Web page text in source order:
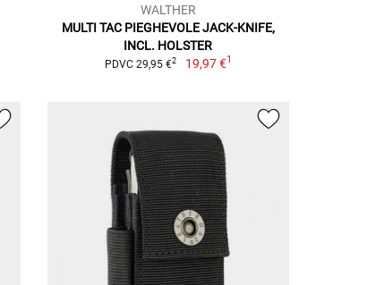
WALTHER
MULTI TAC PIEGHEVOLE JACK-KNIFE,
INCL. HOLSTER
PDVC 29,95 €2 19,97 €1